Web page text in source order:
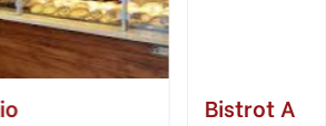
Bistrot